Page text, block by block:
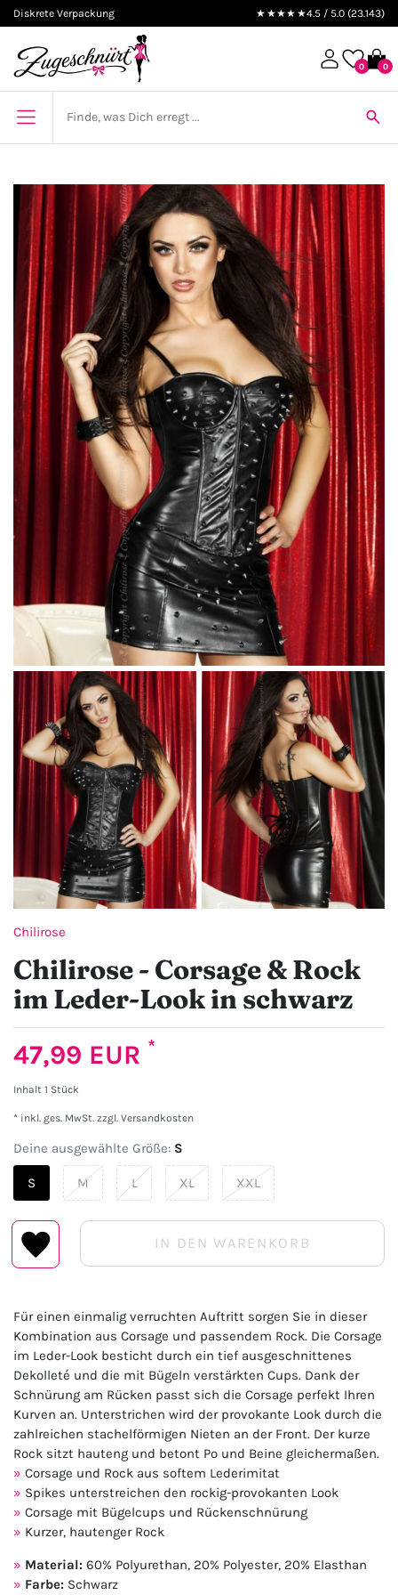
Diskrete Verpackung ★★★★★4.5 / 5.0 (23.143)
0 0
Chilirose
Chilirose - Corsage & Rock
im Leder-Look in schwarz
47,99 EUR *
Inhalt 1 Stück
* inkl. ges. MwSt. zzgl. Versandkosten
Deine ausgewählte Größe: S
S M L XL XXL
IN DEN WARENKORB
Für einen einmalig verruchten Auftritt sorgen Sie in dieser
Kombination aus Corsage und passendem Rock. Die Corsage
im Leder-Look besticht durch ein tief ausgeschnittenes
Dekolleté und die mit Bügeln verstärkten Cups. Dank der
Schnürung am Rücken passt sich die Corsage perfekt Ihren
Kurven an. Unterstrichen wird der provokante Look durch die
zahlreichen stachelförmigen Nieten an der Front. Der kurze
Rock sitzt hauteng und betont Po und Beine gleichermaßen.
Corsage und Rock aus softem Lederimitat
Spikes unterstreichen den rockig-provokanten Look
Corsage mit Bügelcups und Rückenschnürung
Kurzer, hautenger Rock
Material: 60% Polyurethan, 20% Polyester, 20% Elasthan
Farbe: Schwarz